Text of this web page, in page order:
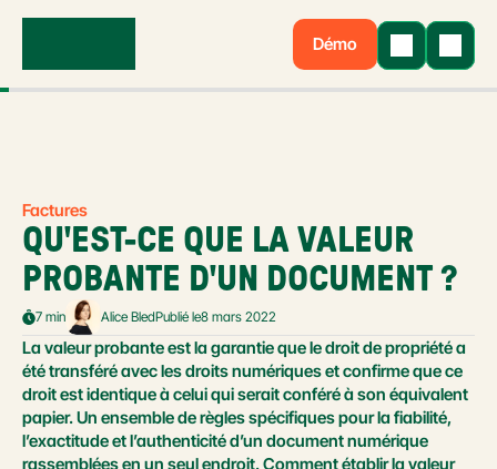
Démo
Factures
QU'EST-CE QUE LA VALEUR
PROBANTE D'UN DOCUMENT ?
7 min Alice BledPublié le8 mars 2022
La valeur probante est la garantie que le droit de propriété a
été transféré avec les droits numériques et confirme que ce
droit est identique à celui qui serait conféré à son équivalent
papier. Un ensemble de règles spécifiques pour la fiabilité,
l’exactitude et l’authenticité d’un document numérique
rassemblées en un seul endroit. Comment établir la valeur